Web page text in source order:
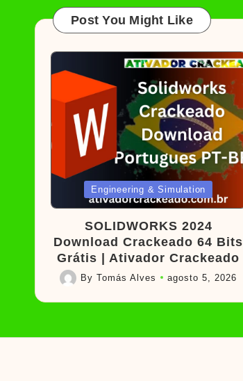
Post You Might Like
Posted
in
Engineering & Simulation
SOLIDWORKS 2024
Download Crackeado 64 Bits
Grátis | Ativador Crackeado
Posted
by
ByTomás Alves agosto 5, 2026